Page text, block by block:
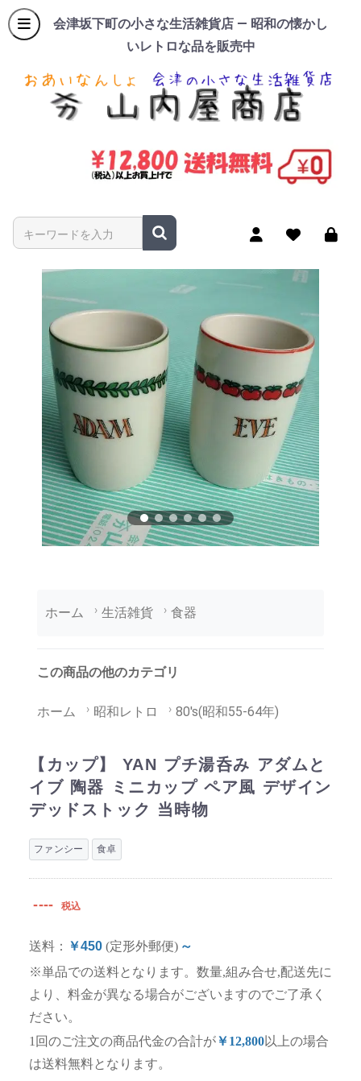
会津坂下町の小さな生活雑貨店 — 昭和の懐かし
いレトロな品を販売中
商品名やキーワードを入力
ホーム 生活雑貨 食器
この商品の他のカテゴリ
ホーム 昭和レトロ 80's(昭和55-64年)
【カップ】 YAN プチ湯呑み アダムと
イブ 陶器 ミニカップ ペア風 デザイン
デッドストック 当時物
ファンシー 食卓
---- 税込
送料： ￥450 (定形外郵便) ～
※単品での送料となります。数量,組み合せ,配送先に
より、料金が異なる場合がございますのでご了承く
ださい。
1回のご注文の商品代金の合計が￥12,800以上の場合
は送料無料となります。